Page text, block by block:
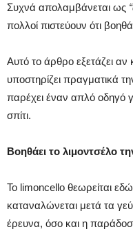
Συχνά απολαμβάνεται ως
πολλοί πιστεύουν ότι
Αυτό το άρθρο εξετάζει αν
υποστηρίζει πραγματικά
παρέχει έναν απλό οδηγό
σπίτι.
Βοηθάει το λιμοντσέλο
Το limoncello θεωρείται
καταναλώνεται μετά τα
έρευνα, όσο και η